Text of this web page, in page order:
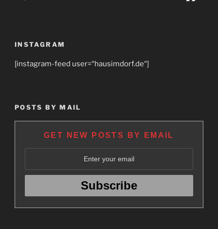
INSTAGRAM
[instagram-feed user=“hausimdorf.de“]
POSTS BY MAIL
GET NEW POSTS BY EMAIL